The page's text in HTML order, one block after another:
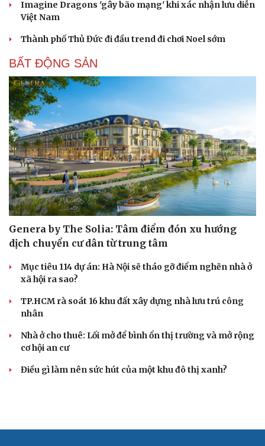
Imagine Dragons 'gây bão mạng' khi xác nhận lưu diễn
Việt Nam
Thành phố Thủ Đức đi đầu trend đi chơi Noel sớm
BẤT ĐỘNG SẢN
Genera by The Solia: Tâm điểm đón xu hướng
dịch chuyển cư dân từ trung tâm
Mục tiêu 114 dự án: Hà Nội sẽ tháo gỡ điểm nghẽn nhà ở
xã hội ra sao?
TP.HCM rà soát 16 khu đất xây dựng nhà lưu trú công
nhân
Nhà ở cho thuê: Lối mở để bình ổn thị trường và mở rộng
cơ hội an cư
Điều gì làm nên sức hút của một khu đô thị xanh?